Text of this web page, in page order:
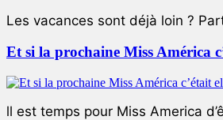
Les vacances sont déjà loin ?
Et si la prochaine Miss América
ll est temps pour Miss America